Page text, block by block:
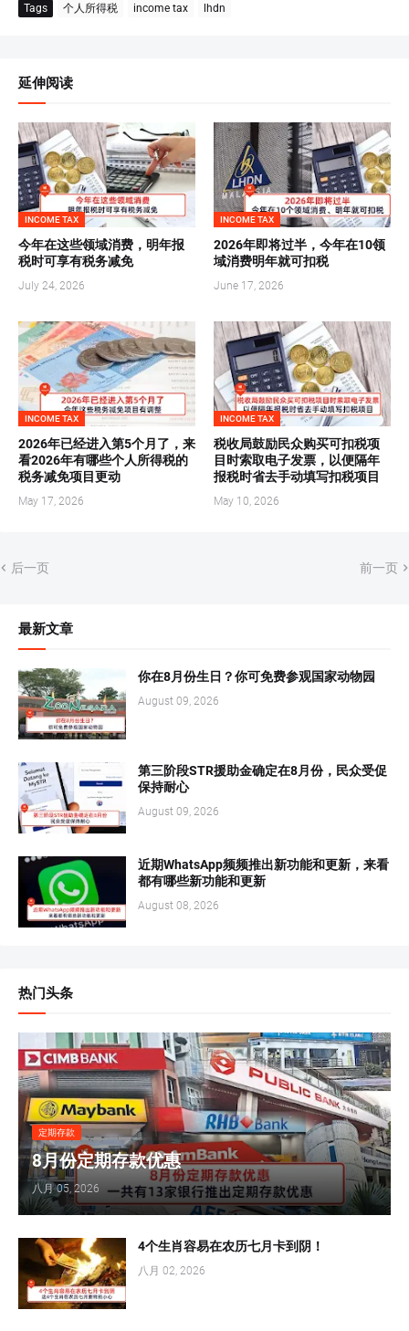
Tags 个人所得税 income tax lhdn
延伸阅读
INCOME TAX
今年在这些领域消费，明年报
税时可享有税务减免
July 24, 2026
INCOME TAX
2026年即将过半，今年在10领
域消费明年就可扣税
June 17, 2026
INCOME TAX
2026年已经进入第5个月了，来
看2026年有哪些个人所得税的
税务减免项目更动
May 17, 2026
INCOME TAX
税收局鼓励民众购买可扣税项
目时索取电子发票，以便隔年
报税时省去手动填写扣税项目
May 10, 2026
后一页 前一页
最新文章
你在8月份生日？你可免费参观国家动物园
August 09, 2026
第三阶段STR援助金确定在8月份，民众受促
保持耐心
August 09, 2026
近期WhatsApp频频推出新功能和更新，来看
都有哪些新功能和更新
August 08, 2026
热门头条
定期存款
8月份定期存款优惠
八月 05, 2026
4个生肖容易在农历七月卡到阴！
八月 02, 2026